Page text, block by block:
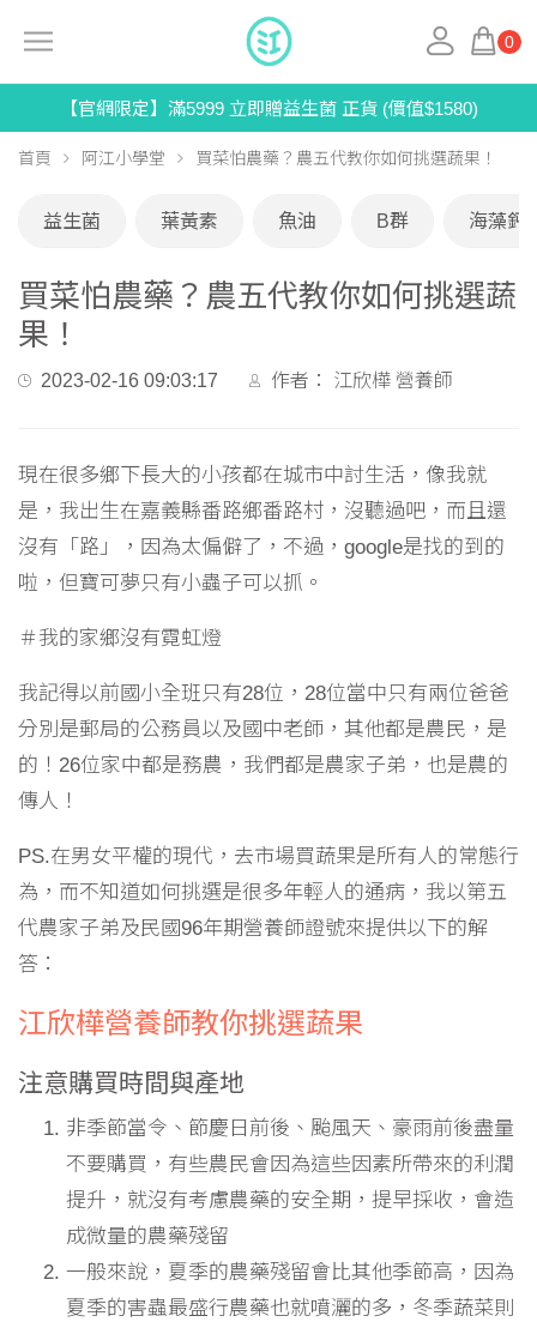
0
【官網限定】滿5999 立即贈益生菌 正貨 (價值$1580)
首頁 阿江小學堂 買菜怕農藥？農五代教你如何挑選蔬果！
買菜怕農藥？農五代教你如何挑選蔬
果！
2023-02-16 09:03:17 作者： 江欣樺 營養師
現在很多鄉下長大的小孩都在城市中討生活，像我就
是，我出生在嘉義縣番路鄉番路村，沒聽過吧，而且還
沒有「路」，因為太偏僻了，不過，google是找的到的
啦，但寶可夢只有小蟲子可以抓。
＃我的家鄉沒有霓虹燈
我記得以前國小全班只有28位，28位當中只有兩位爸爸
分別是郵局的公務員以及國中老師，其他都是農民，是
的！26位家中都是務農，我們都是農家子弟，也是農的
傳人！
PS.在男女平權的現代，去市場買蔬果是所有人的常態行
為，而不知道如何挑選是很多年輕人的通病，我以第五
代農家子弟及民國96年期營養師證號來提供以下的解
答：
江欣樺營養師教你挑選蔬果
注意購買時間與產地
非季節當令、節慶日前後、颱風天、豪雨前後盡量
不要購買，有些農民會因為這些因素所帶來的利潤
提升，就沒有考慮農藥的安全期，提早採收，會造
成微量的農藥殘留
一般來說，夏季的農藥殘留會比其他季節高，因為
夏季的害蟲最盛行農藥也就噴灑的多，冬季蔬菜則
益生菌 葉黃素 魚油 B群 海藻鈣